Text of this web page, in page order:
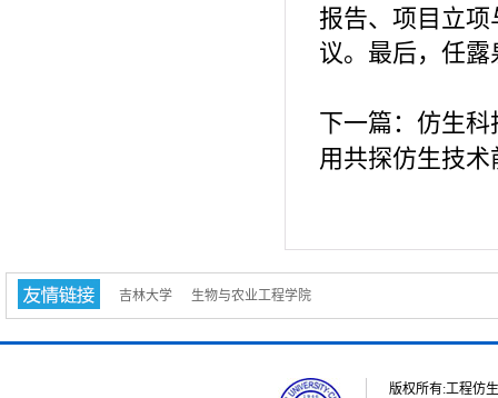
报告、项目立
议。最后，任
下一篇：仿生
用共探仿生技
吉林大学 生物与农业工程学院
版权所有:工程仿